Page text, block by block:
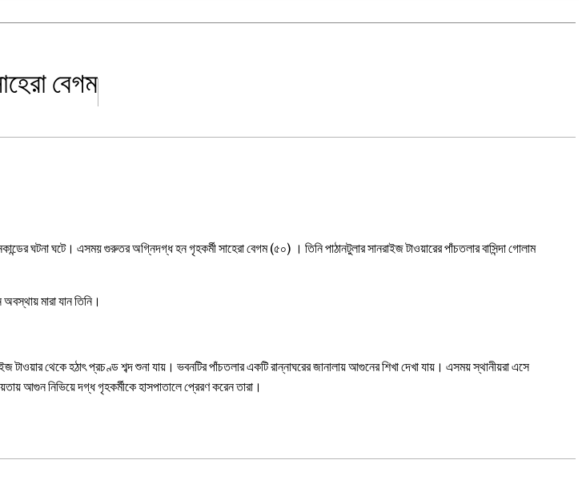
বেগম
ঘটনা ঘটে। এসময় গুরুতর অগ্নিদগ্ধ হন গৃহকর্মী সাহেরা বেগম (৫০) । তিনি পাঠানটুলার সানরাইজ টাওয়ারের পাঁচতলার বাসিন্দা গোলাম
মারা যান তিনি।
টাওয়ার থেকে হঠাৎ প্রচণ্ড শব্দ শুনা যায়। ভবনটির পাঁচতলার একটি রান্নাঘরের জানালায় আগুনের শিখা দেখা যায়। এসময় স্থানীয়রা এসে
আগুন নিভিয়ে দগ্ধ গৃহকর্মীকে হাসপাতালে প্রেরণ করেন তারা।